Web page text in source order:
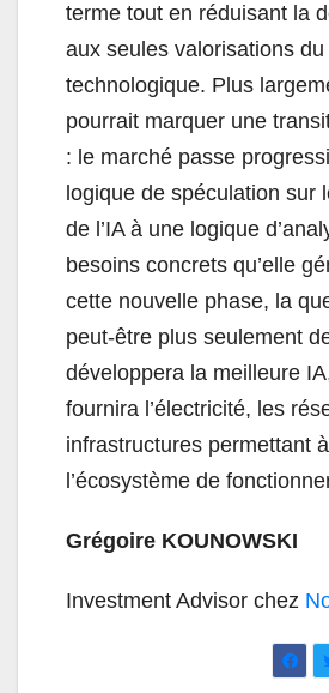
terme tout en réduisant la
aux seules valorisations
technologique. Plus
pourrait marquer une
: le marché passe
logique de spéculation sur
de l’IA à une logique
besoins concrets qu’elle
cette nouvelle phase, la
peut-être plus seulement
développera la meilleure
fournira l’électricité, les
infrastructures permettant
l’écosystème de
Grégoire KOUNOWSKI
Investment Advisor chez